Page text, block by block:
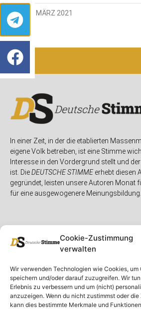
Cookie-Zustimmung
verwalten
Wir verwenden Technologien wie Cookies, um
speichern und/oder darauf zuzugreifen. Wir
Erlebnis zu verbessern und um (nicht)
anzuzeigen. Wenn du nicht zustimmst oder
kann dies bestimmte Merkmale und
29. MÄRZ 2021
In einer Zeit, in der die etablierten
eigene Volk betreiben, ist eine Stimme
Interesse in den Vordergrund stellt und
ist. DieDEUTSCHE STIMMEerhebt diesen
gegründet, leisten unsere Autoren Monat
für eine ausgewogenere Meinungsbildung.
Unser Magazin
Spenden
Ausgaben
Rubriken
Deutschland
Ausland